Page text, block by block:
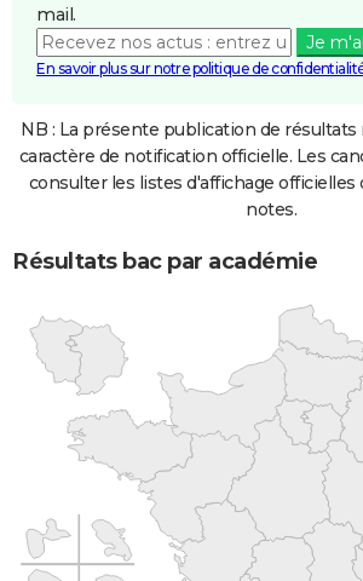
mail.
Je
En savoir plus sur notre politique de
NB : La présente publication de
caractère de notification officielle. Les
consulter les listes d'affichage officielles
notes.
Résultats bac par académie